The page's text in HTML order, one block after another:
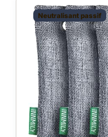
Neutralisant passif